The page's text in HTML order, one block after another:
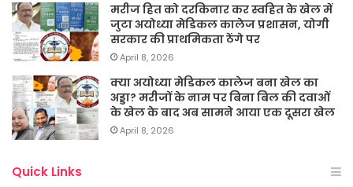
मरीज हित को दरकिनार कर स्वहित के खेल में
जुटा अयोध्या मेडिकल कालेज प्रशासन, योगी
सरकार की प्राथमिकता ठेंगे पर
April 8, 2026
क्या अयोध्या मेडिकल कालेज बना खेल का
अड्डा? मरीजों के नाम पर बिना बिल की दवाओं
के खेल के बाद अब सामने आया एक दूसरा खेल
April 8, 2026
Quick Links